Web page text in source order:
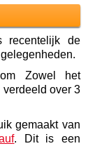
recentelijk de
Zowel het
over 3
gemaakt van
. Dit is een